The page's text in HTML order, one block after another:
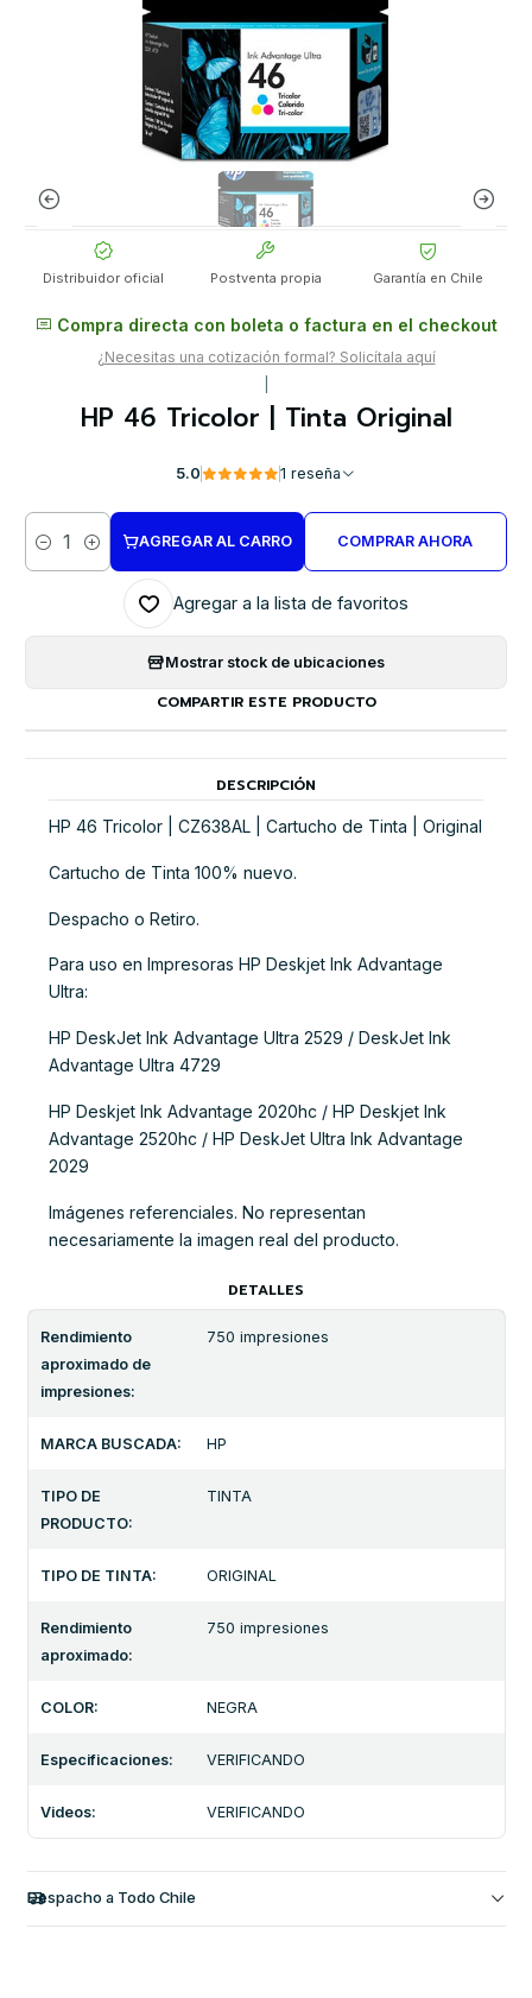
Distribuidor oficial Postventa propia Garantía en Chile
Compra directa con boleta o factura en el checkout
¿Necesitas una cotización formal? Solicítala aquí
HP 46 Tricolor | Tinta Original
5.0 1 reseña
Cantidad
AGREGAR AL CARRO COMPRAR AHORA
Agregar a la lista de favoritos
Mostrar stock de ubicaciones
COMPARTIR ESTE PRODUCTO
DESCRIPCIÓN
HP 46 Tricolor | CZ638AL | Cartucho de Tinta | Original
Cartucho de Tinta 100% nuevo.
Despacho o Retiro.
Para uso en Impresoras HP Deskjet Ink Advantage
Ultra:
HP DeskJet Ink Advantage Ultra 2529 / DeskJet Ink
Advantage Ultra 4729
HP Deskjet Ink Advantage 2020hc / HP Deskjet Ink
Advantage 2520hc / HP DeskJet Ultra Ink Advantage
2029
Imágenes referenciales. No representan
necesariamente la imagen real del producto.
DETALLES
Rendimiento
aproximado de
impresiones:
750 impresiones
MARCA BUSCADA: HP
TIPO DE
PRODUCTO:
TINTA
TIPO DE TINTA: ORIGINAL
Rendimiento
aproximado:
750 impresiones
COLOR: NEGRA
Especificaciones: VERIFICANDO
Videos: VERIFICANDO
Despacho a Todo Chile